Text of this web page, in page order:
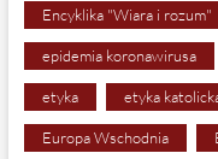
Encyklika "Wiara i rozum"
epidemia koronawirusa
etyka etyka
Europa Wschodnia